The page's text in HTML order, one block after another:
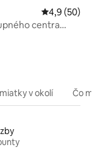
Priemerné
4,9 (50)
centra
v okolí Čo